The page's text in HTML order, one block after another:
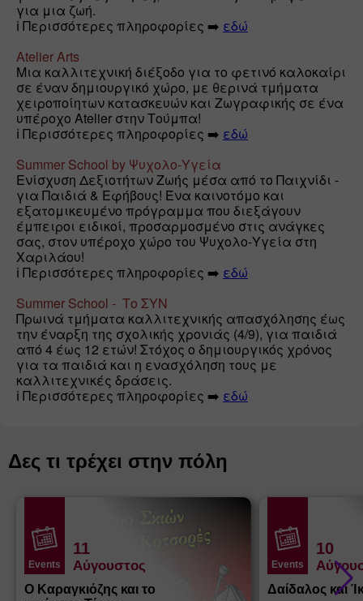
για μια ζωή.
ℹ️ Περισσότερες πληροφορίες ➡️ εδώ
Atelier Arts
Μια καλλιτεχνική διέξοδο για το φετινό καλοκαίρι
σε έναν δημιουργικό χώρο, με θερινά τμήματα
χειροποίητων κατασκευών και Ζωγραφικής σε ένα
υπέροχο Atelier στην Τούμπα!
ℹ️ Περισσότερες πληροφορίες ➡️ εδώ
Summer School by Ψυχολο-Υγεία
Ενίσχυση Δεξιοτήτων Ζωής μέσα από το Παιχνίδι -
για Παιδιά & Εφήβους! Ένα καινοτόμο και
εξατομικευμένο πρόγραμμα που διεξάγουν
έμπειροι ειδικοί, προσαρμοσμένο στις ανάγκες
σας, στον υπέροχο χώρο του Ψυχολο-Υγεία στη
Χαριλάου!
ℹ️ Περισσότερες πληροφορίες ➡️ εδώ
Summer School -  Το ΣΥΝ
Πρωινά τμήματα καλλιτεχνικής απασχόλησης έως
την έναρξη της σχολικής χρονιάς (4/9), για παιδιά
από 4 έως 12 ετών! Στόχος ο δημιουργικός χρόνος
για τα παιδιά και η ενασχόληση τους με
καλλιτεχνικές δράσεις.
ℹ️ Περισσότερες πληροφορίες ➡️ εδώ
Δες τι τρέχει στην πόλη
Events
11
Αύγουστος
Ο Καραγκιόζης και το
Events
10
Δαίδαλος και